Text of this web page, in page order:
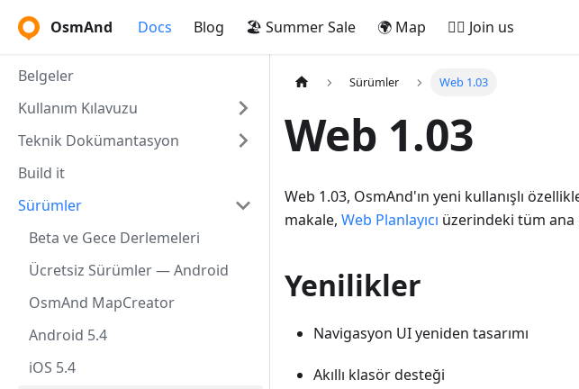
OsmAnd Docs Blog 🏖️ Summer Sale 🌍 Map 🚵‍♂️ Join us
Belgeler
Kullanım Kılavuzu
Teknik Dokümantasyon
Build it
Sürümler
Beta ve Gece Derlemeleri
Ücretsiz Sürümler — Android
OsmAnd MapCreator
Android 5.4
iOS 5.4
Sürümler Web 1.03
Web 1.03
Web 1.03, OsmAnd'ın yeni kullanışlı
makale, Web Planlayıcı üzerindeki tüm ana
Yenilikler
Navigasyon UI yeniden tasarımı
Akıllı klasör desteği